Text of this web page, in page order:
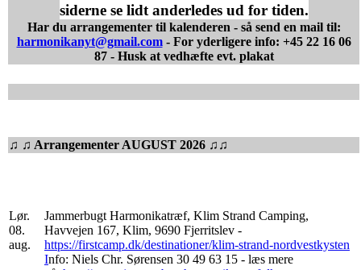
siderne se lidt anderledes ud for tiden.
Har du arrangementer til kalenderen - så send en mail til:
harmonikanyt@gmail.com- For yderligere info: +45 22 16 06
87 - Husk at vedhæfte evt. plakat
♫ ♫ Arrangementer AUGUST 2026 ♫♫
Lør.
08.
aug.
Jammerbugt Harmonikatræf, Klim Strand Camping,
Havvejen 167, Klim, 9690 Fjerritslev -
https://firstcamp.dk/destinationer/klim-strand-nordvestkysten
Info: Niels Chr. Sørensen 30 49 63 15 - læs mere